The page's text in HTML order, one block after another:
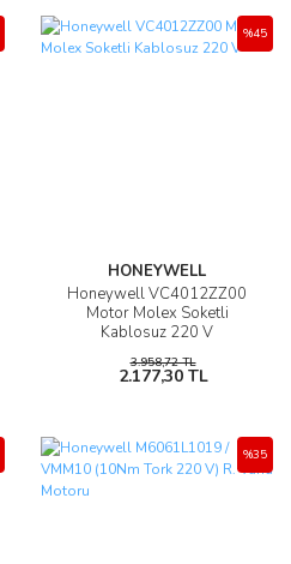
HONEYWELL
Honeywell VC4012ZZ00
Motor Molex Soketli
Kablosuz 220 V
%45
3.958,72 TL
2.177,30 TL
%35